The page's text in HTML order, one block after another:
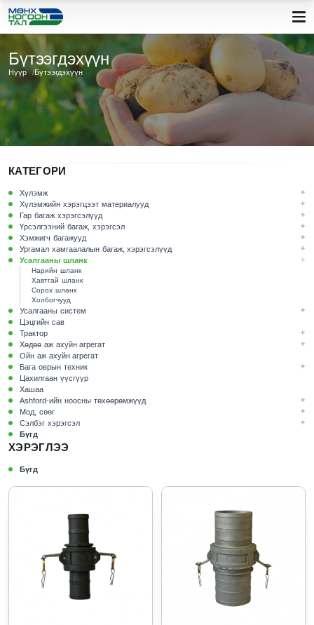
Бүтээгдэхүүн
Нүүр Бүтээгдэхүүн
КАТЕГОРИ
Хүлэмж
Хүлэмжийн хэрэгцээт материалууд
Гар багаж хэрэгсэлүүд
Үрсэлгээний багаж, хэрэгсэл
Хэмжигч багажууд
Ургамал хамгаалалын багаж, хэрэгсэлүүд
Усалгааны шланк
Нарийн шланк
Хавтгай шланк
Сорох шланк
Холбогчууд
Усалгааны систем
Цэцгийн сав
Трактор
Хөдөө аж ахуйн агрегат
Ойн аж ахуйн агрегат
Бага оврын техник
Цахилгаан үүсгүүр
Хашаа
Ashford-ийн ноосны төхөөрөмжүүд
Мод, сөөг
Сэлбэг хэрэгсэл
Бүгд
ХЭРЭГЛЭЭ
Бүгд